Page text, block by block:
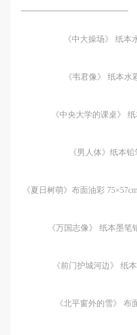
—————————————
《中大操场》 纸本
《韦君像》 纸本水
《中央大学的课桌》
《男人体》纸本
《夏日树萌》布面油彩
《万国志像》 纸本墨笔
《前门护城河边》 纸
《北平窗外的雪》 布